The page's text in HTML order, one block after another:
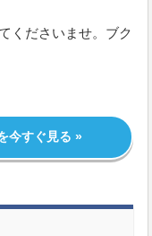
くださいませ。ブク
今すぐ見る »